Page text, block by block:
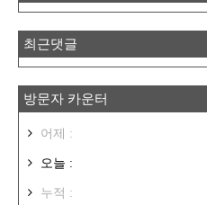
최근댓글
방문자 카운터
어제 :
오늘 :
누적 :